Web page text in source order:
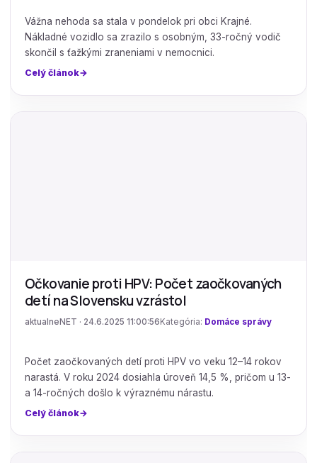
Vážna nehoda sa stala v pondelok pri obci Krajné.
Nákladné vozidlo sa zrazilo s osobným, 33-ročný vodič
skončil s ťažkými zraneniami v nemocnici.
Celý článok
Očkovanie proti HPV: Počet zaočkovaných
detí na Slovensku vzrástol
aktualneNET · 24.6.2025 11:00:56 Kategória: Domáce správy
Počet zaočkovaných detí proti HPV vo veku 12–14 rokov
narastá. V roku 2024 dosiahla úroveň 14,5 %, pričom u 13-
a 14-ročných došlo k výraznému nárastu.
Celý článok